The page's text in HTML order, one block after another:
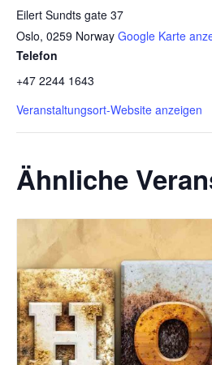
Eilert Sundts gate 37
Oslo, 0259 Norway Google Karte
Telefon
+47 2244 1643
Veranstaltungsort-Website anzeigen
Ähnliche